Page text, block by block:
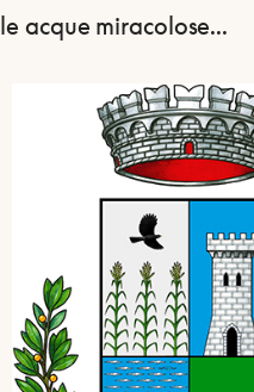
le acque miracolose...